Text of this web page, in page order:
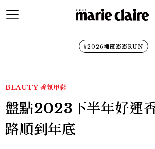
#2026裙襬澎澎RUN
BEAUTY 香氛甲彩
盤點2023下半年好運
路順到年底